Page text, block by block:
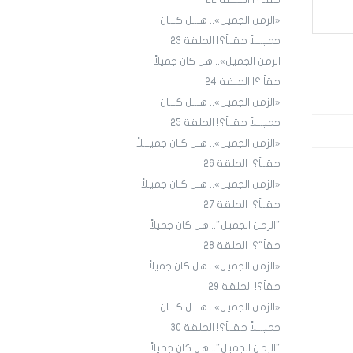
«الزمن الجميل».. هـــل كـــان
جميـــلاً حقــاً؟! الحلقة 23
الزمن الجميل».. هل كان جميلاً
حقاً ؟! الحلقة 24
«الزمن الجميل».. هـــل كـــان
جميـــلاً حقــاً؟! الحلقة 25
«الزمن الجميل».. هـل كـان جميـــلاً
حقــاً؟! الحلقة 26
«الزمن الجميل».. هـل كـان جميـلاً
حقــاً؟! الحلقة 27
"الزمن الجميل".. هل كان جميلاً
حقاً"؟! الحلقة 28
«الزمن الجميل».. هل كان جميلاً
حقاً؟! الحلقة 29
«الزمن الجميل».. هـــل كـــان
جميـــلاً حقــاً؟! الحلقة 30
"الزمن الجميل".. هل كان جميلاً